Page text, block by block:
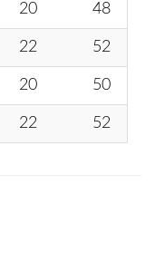
20 48
22 52
20 50
22 52